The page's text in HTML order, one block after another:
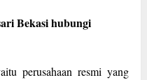
Bekasi hubungi
perusahaan resmi yang